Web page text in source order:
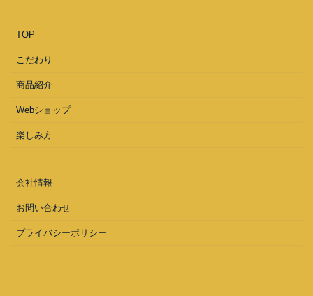
TOP
こだわり
商品紹介
Webショップ
楽しみ方
会社情報
お問い合わせ
プライバシーポリシー